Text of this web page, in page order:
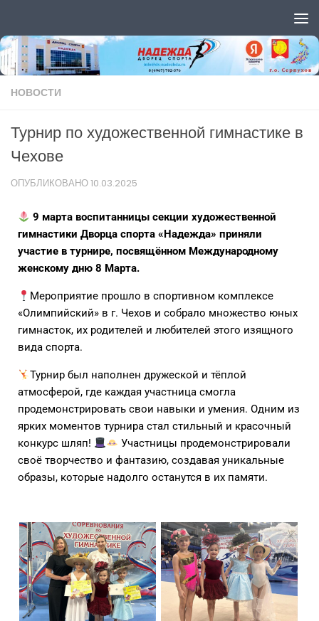
НОВОСТИ
Турнир по художественной гимнастике в
Чехове
ОПУБЛИКОВАНО10.03.2025
9 марта воспитанницы секции художественной
гимнастики Дворца спорта «Надежда» приняли
участие в турнире, посвящённом Международному
женскому дню 8 Марта.
Мероприятие прошло в спортивном комплексе
«Олимпийский» в г. Чехов и собрало множество юных
гимнасток, их родителей и любителей этого изящного
вида спорта.
Турнир был наполнен дружеской и тёплой
атмосферой, где каждая участница смогла
продемонстрировать свои навыки и умения. Одним из
ярких моментов турнира стал стильный и красочный
конкурс шляп!
Участницы продемонстрировали
своё творчество и фантазию, создавая уникальные
образы, которые надолго останутся в их памяти.